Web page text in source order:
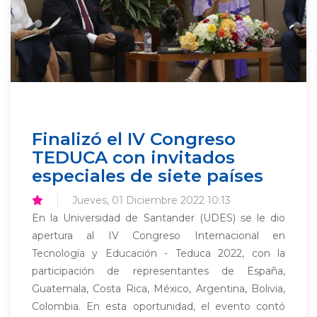
Finalizó el IV Congreso
TEDUCA con invitados
especiales de siete países
Jueves, 01 Diciembre 2022 10:13
En la Universidad de Santander (UDES) se le dio
apertura al IV Congreso Internacional en
Tecnología y Educación - Teduca 2022, con la
participación de representantes de España,
Guatemala, Costa Rica, México, Argentina, Bolivia,
Colombia. En esta oportunidad, el evento contó